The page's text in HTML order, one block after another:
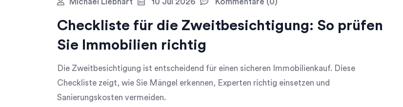
Checkliste für die Zweitbesichtigung: So prüfen
Sie Immobilien richtig
Die Zweitbesichtigung ist entscheidend für einen sicheren Immobilienkauf. Diese
Checkliste zeigt, wie Sie Mängel erkennen, Experten richtig einsetzen und
Sanierungskosten vermeiden.